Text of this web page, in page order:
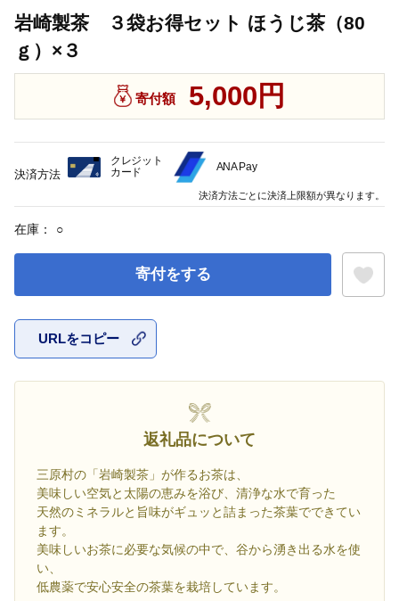
岩崎製茶 ３袋お得セット ほうじ茶（80
ｇ）×３
寄付額 5,000円
在庫： ○
寄付をする
URLをコピー
返礼品について
三原村の「岩崎製茶」が作るお茶は、
美味しい空気と太陽の恵みを浴び、清浄な水で育った
天然のミネラルと旨味がギュッと詰まった茶葉でできてい
ます。
美味しいお茶に必要な気候の中で、谷から湧き出る水を使
い、
低農薬で安心安全の茶葉を栽培しています。
決済方法
クレジット
カード
ANA Pay
決済方法ごとに決済上限額が異なります。